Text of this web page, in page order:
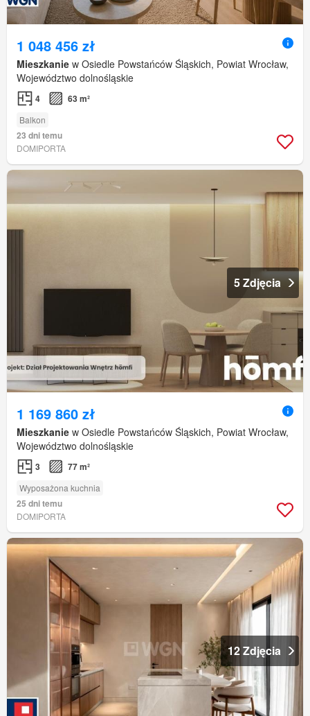
1 048 456 zł
Mieszkanie w Osiedle Powstańców Śląskich, Powiat Wrocław,
Województwo dolnośląskie
4 63 m²
Balkon
23 dni temu
DOMIPORTA
5 Zdjęcia
1 169 860 zł
Mieszkanie w Osiedle Powstańców Śląskich, Powiat Wrocław,
Województwo dolnośląskie
3 77 m²
Wyposażona kuchnia
25 dni temu
DOMIPORTA
12 Zdjęcia